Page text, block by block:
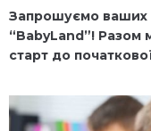
Запрошуємо ваших
“BabyLand”! Разом
старт до